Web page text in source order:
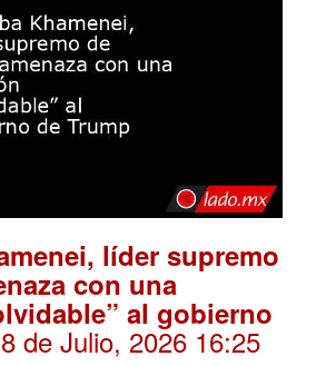
líder supremo
con una
al gobierno
de Julio, 2026 16:25